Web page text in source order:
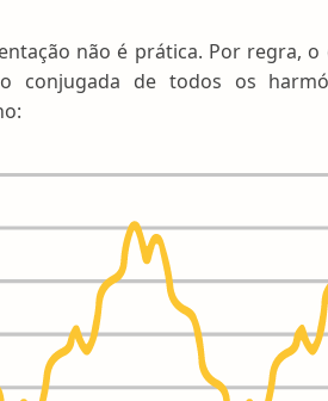
não é prática. Por regra, o
conjugada de todos os